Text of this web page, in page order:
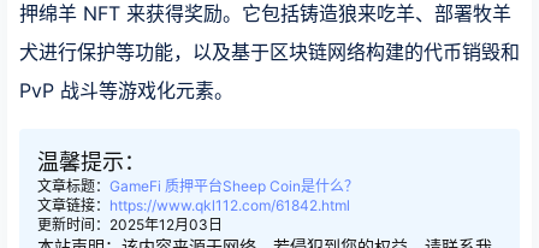
押绵羊 NFT 来获得奖励。它包括铸造狼来吃羊、部署牧羊
犬进行保护等功能，以及基于区块链网络构建的代币销毁和
PvP 战斗等游戏化元素。
温馨提示：
文章标题： GameFi 质押平台Sheep Coin是什么？
文章链接： https://www.qkl112.com/61842.html
更新时间：2025年12月03日